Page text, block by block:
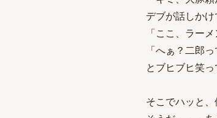
デブが話しか
「ここ、ラー
「へぁ？二郎
とブヒブヒ笑っ
そこでハッと、